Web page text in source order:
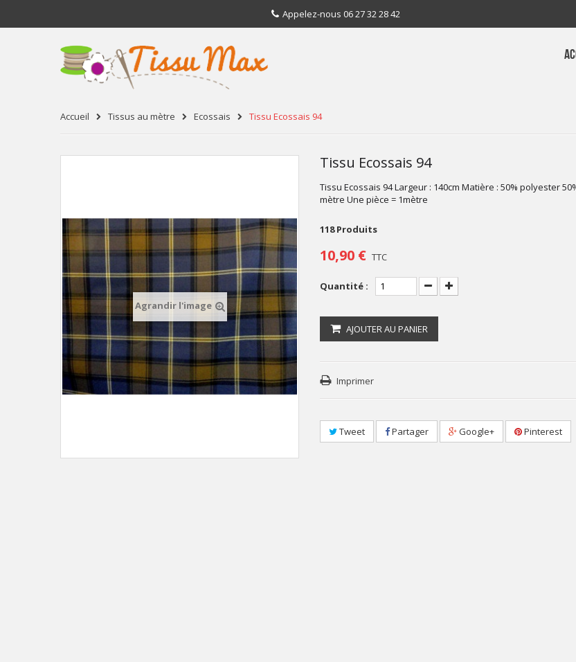
Appelez-nous 06 27 32 28 42
Accueil Tissus au mètre Ecossais Tissu Ecossais 94
Agrandir l'image
Tissu Ecossais 94
Tissu Ecossais 94 Largeur : 140cm Matière : 50% polyester
mètre Une pièce = 1mètre
118 Produits
10,90 € TTC
Quantité :
AJOUTER AU PANIER
Imprimer
Tweet Partager Google+ Pinterest